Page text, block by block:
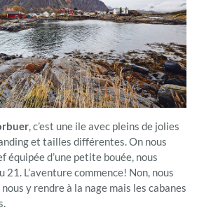
, c’est une ile avec pleins de jolies
et tailles différentes. On nous
équipée d’une petite bouée, nous
21. L’aventure commence! Non, nous
y rendre à la nage mais les cabanes